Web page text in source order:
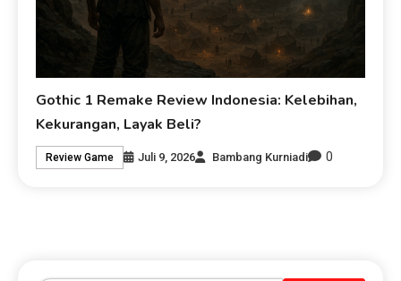
Gothic 1 Remake Review Indonesia: Kelebihan,
Kekurangan, Layak Beli?
Review Game Juli 9, 2026 Bambang Kurniadi 0